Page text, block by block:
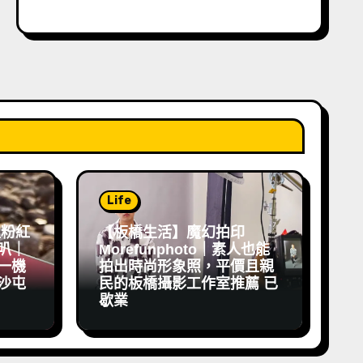
紅
｜
機
屯
Life
【板橋生活】魔幻拍印
Morefunphoto｜素人也能
拍出時尚形象照，平價且親
民的板橋攝影工作室推薦 已
歇業